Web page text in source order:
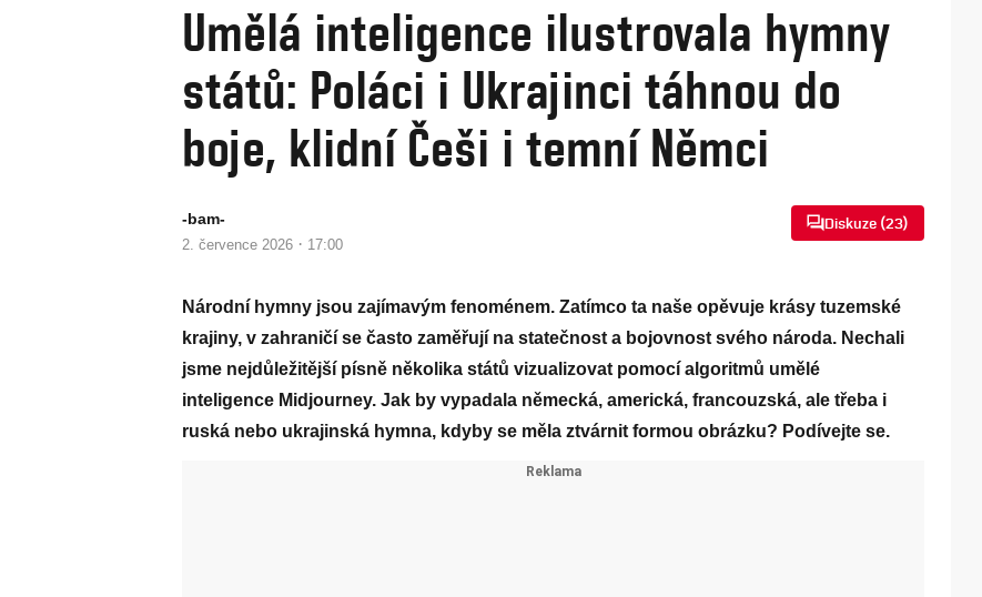
Umělá inteligence ilustrovala hymny
států: Poláci i Ukrajinci táhnou do
boje, klidní Češi i temní Němci
-bam-
2. července 2026 · 17:00
Diskuze (23)
Národní hymny jsou zajímavým fenoménem. Zatímco ta naše opěvuje krásy tuzemské
krajiny, v zahraničí se často zaměřují na statečnost a bojovnost svého národa. Nechali
jsme nejdůležitější písně několika států vizualizovat pomocí algoritmů umělé
inteligence Midjourney. Jak by vypadala německá, americká, francouzská, ale třeba i
ruská nebo ukrajinská hymna, kdyby se měla ztvárnit formou obrázku? Podívejte se.